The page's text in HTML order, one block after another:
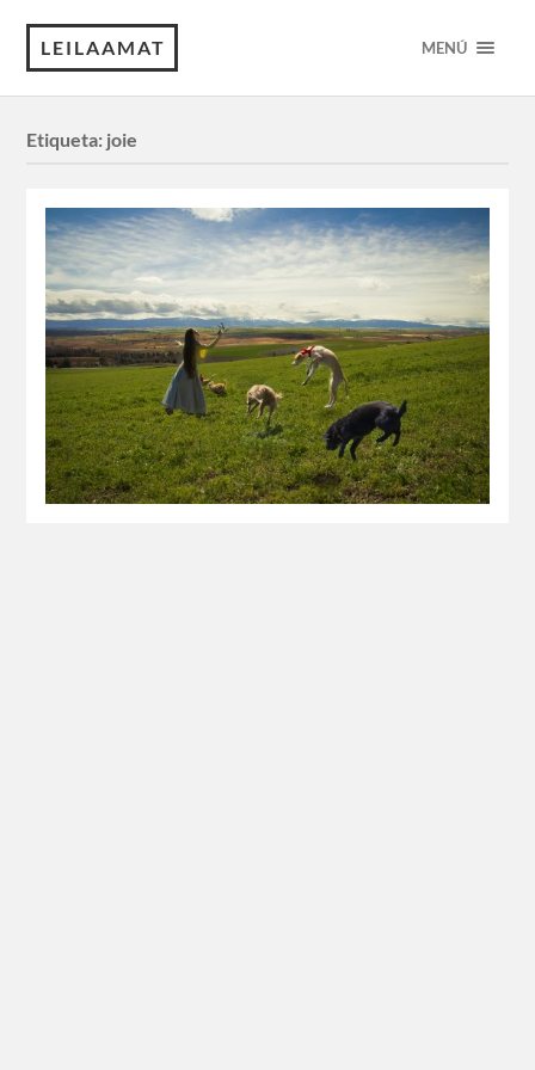
LEILAAMAT MENÚ
Etiqueta: joie